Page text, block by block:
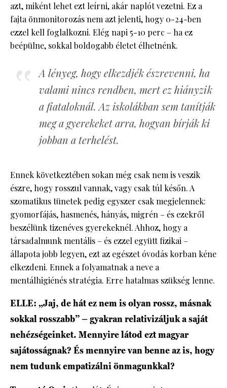
azt, miként lehet ezt leírni, akár naplót vezetni. Ez a
fajta önmonitorozás nem azt jelenti, hogy 0-24-ben
ezzel kell foglalkozni. Elég napi 5-10 perc – ha ez
beépülne, sokkal boldogabb életet élhetnénk.
A lényeg, hogy elkezdjék észrevenni, ha
valami nincs rendben, mert ez hiányzik
a fiataloknál. Az iskolákban sem tanítják
meg a gyerekeket arra, hogyan bírják ki
jobban a terhelést.
Ennek következtében sokan még csak nem is veszik
észre, hogy rosszul vannak, vagy csak túl későn. A
szomatikus tünetek pedig egyszer csak megjelennek:
gyomorfájás, hasmenés, hányás, migrén – és ezekről
beszélünk tizenéves gyerekeknél. Ahhoz, hogy a
társadalmunk mentális – és ezzel együtt fizikai –
állapota jobb legyen, ezt az egészet óvodás korban kéne
elkezdeni. Ennek a folyamatnak a neve a
mentálhigiénés stratégia. Erre hatalmas szükség lenne.
ELLE: „Jaj, de hát ez nem is olyan rossz, másnak
sokkal rosszabb” – gyakran relativizáljuk a saját
nehézségeinket. Mennyire látod ezt magyar
sajátosságnak? És mennyire van benne az is, hogy
nem tudunk empatizálni önmagunkkal?